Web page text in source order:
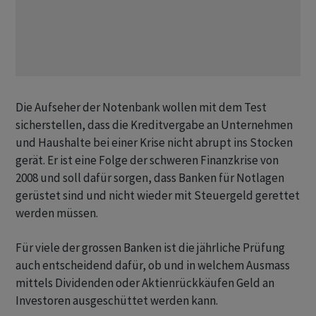
Die Aufseher der Notenbank wollen mit dem Test
sicherstellen, dass die Kreditvergabe an Unternehmen
und Haushalte bei einer Krise nicht abrupt ins Stocken
gerät. Er ist eine Folge der schweren Finanzkrise von
2008 und soll dafür sorgen, dass Banken für Notlagen
gerüstet sind und nicht wieder mit Steuergeld gerettet
werden müssen.
Für viele der grossen Banken ist die jährliche Prüfung
auch entscheidend dafür, ob und in welchem Ausmass
mittels Dividenden oder Aktienrückkäufen Geld an
Investoren ausgeschüttet werden kann.